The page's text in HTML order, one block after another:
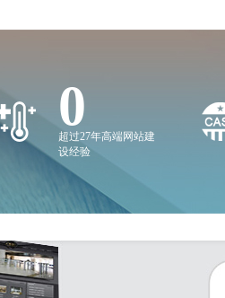
0
超过27年高端网站建
设经验